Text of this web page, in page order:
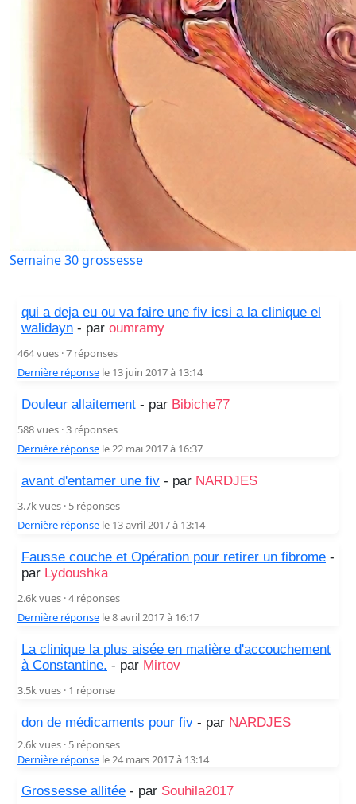
Semaine 30 grossesse
qui a deja eu ou va faire une fiv icsi a la clinique el
walidayn - par oumramy
464 vues · 7 réponses
Dernière réponse le 13 juin 2017 à 13:14
Douleur allaitement - par Bibiche77
588 vues · 3 réponses
Dernière réponse le 22 mai 2017 à 16:37
avant d'entamer une fiv - par NARDJES
3.7k vues · 5 réponses
Dernière réponse le 13 avril 2017 à 13:14
Fausse couche et Opération pour retirer un fibrome -
par Lydoushka
2.6k vues · 4 réponses
Dernière réponse le 8 avril 2017 à 16:17
La clinique la plus aisée en matière d'accouchement
à Constantine. - par Mirtov
3.5k vues · 1 réponse
don de médicaments pour fiv - par NARDJES
2.6k vues · 5 réponses
Dernière réponse le 24 mars 2017 à 13:14
Grossesse allitée - par Souhila2017